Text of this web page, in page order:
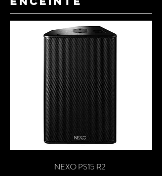
NEXO PS15 R2